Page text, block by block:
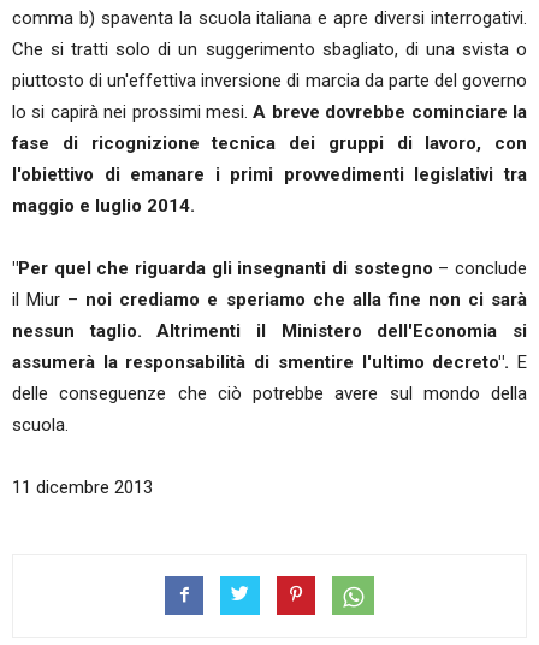
comma b) spaventa la scuola italiana e apre diversi interrogativi.
Che si tratti solo di un suggerimento sbagliato, di una svista o
piuttosto di un'effettiva inversione di marcia da parte del governo
lo si capirà nei prossimi mesi.A breve dovrebbe cominciare la
fase di ricognizione tecnica dei gruppi di lavoro, con
l'obiettivo di emanare i primi provvedimenti legislativi tra
maggio e luglio 2014.
"Per quel che riguarda gli insegnanti di sostegno – conclude
il Miur – noi crediamo e speriamo che alla fine non ci sarà
nessun taglio. Altrimenti il Ministero dell'Economia si
assumerà la responsabilità di smentire l'ultimo decreto". E
delle conseguenze che ciò potrebbe avere sul mondo della
scuola.
11 dicembre 2013